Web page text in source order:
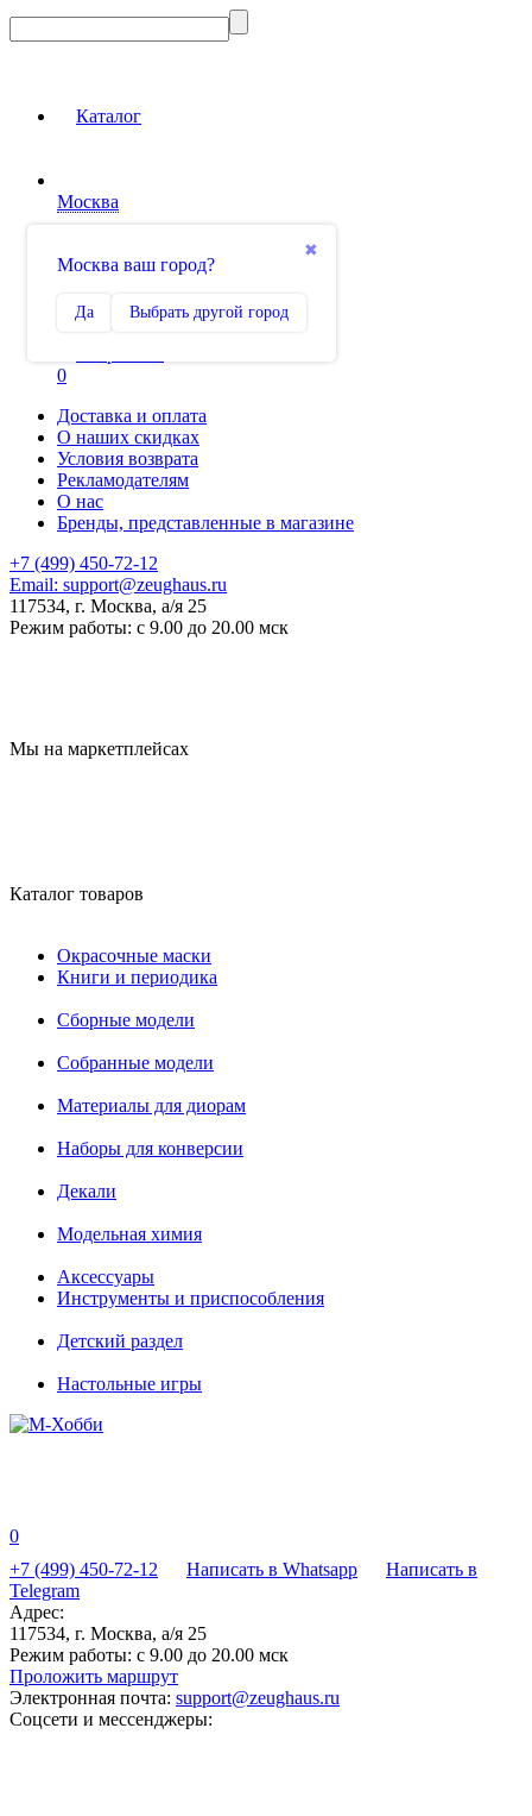
Каталог
Москва
✖
Москва ваш город?
Да Выбрать другой город
Сравнение
0
Доставка и оплата
О наших скидках
Условия возврата
Рекламодателям
О нас
Бренды, представленные в магазине
+7 (499) 450-72-12
Email: support@zeughaus.ru
117534, г. Москва, а/я 25
Режим работы: с 9.00 до 20.00 мск
Мы на маркетплейсах
Каталог товаров
Окрасочные маски
Книги и периодика
Сборные модели
Собранные модели
Материалы для диорам
Наборы для конверсии
Декали
Модельная химия
Аксессуары
Инструменты и приспособления
Детский раздел
Настольные игры
0
+7 (499) 450-72-12
Написать в Whatsapp
Написать в
Telegram
Адрес:
117534, г. Москва, а/я 25
Режим работы: с 9.00 до 20.00 мск
Проложить маршрут
Электронная почта: support@zeughaus.ru
Соцсети и мессенджеры: